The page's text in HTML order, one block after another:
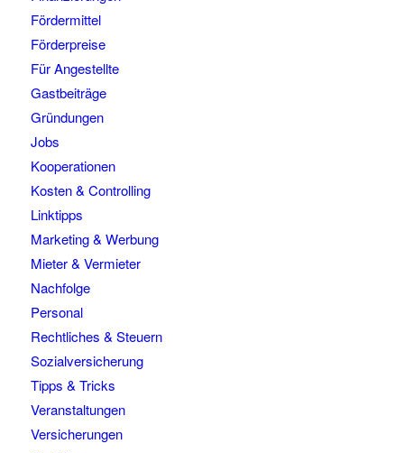
Fördermittel
Förderpreise
Für Angestellte
Gastbeiträge
Gründungen
Jobs
Kooperationen
Kosten & Controlling
Linktipps
Marketing & Werbung
Mieter & Vermieter
Nachfolge
Personal
Rechtliches & Steuern
Sozialversicherung
Tipps & Tricks
Veranstaltungen
Versicherungen